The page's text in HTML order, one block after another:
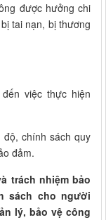
được hưởng chi
tai nạn, bị thương
việc thực hiện
chính sách quy
đảm.
trách nhiệm bảo
sách cho người
lý, bảo vệ công